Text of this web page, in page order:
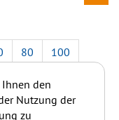
80 100
Ihnen den
Nutzung der
zu